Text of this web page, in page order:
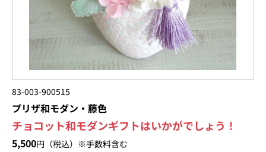
83-003-900515
プリザ和モダン・藤色
チョコット和モダンギフトはいかがでしょう！
5,500円（税込）※手数料含む